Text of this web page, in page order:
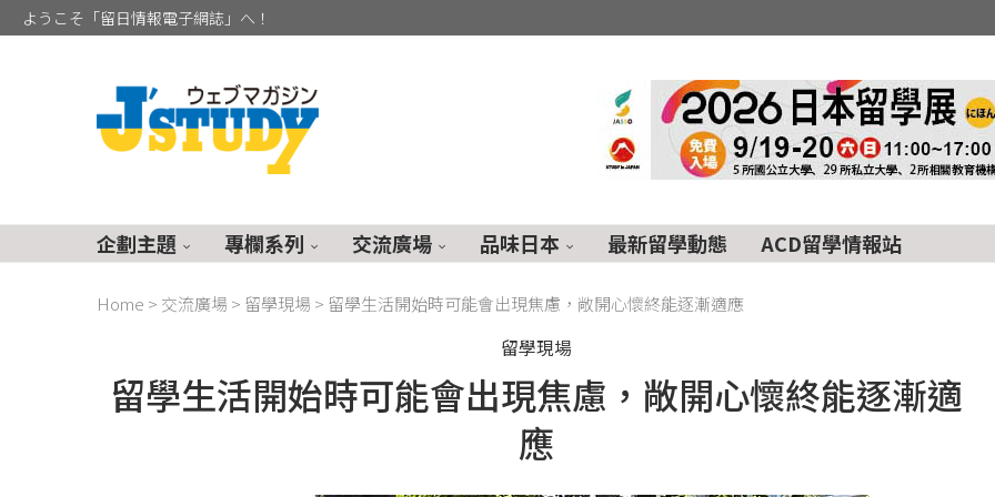
ようこそ「留日情報電子網誌」へ！
企劃主題 專欄系列 交流廣場 品味日本 最新留學動態 ACD留學情報站
Home > 交流廣場 > 留學現場 > 留學生活開始時可能會出現焦慮，敞開心懷終能逐漸適應
留學現場
留學生活開始時可能會出現焦慮，敞開心懷終能逐漸適
應